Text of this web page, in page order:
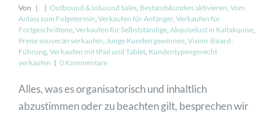
Von | | Outbound & Inbound Sales, Bestandskunden aktivieren, Vom
Anlass zum Folgetermin, Verkaufen für Anfänger, Verkaufen für
Fortgeschrittene, Verkaufen für Selbstständige, Akquiselust in Kaltakquise,
Preise souverän verkaufen, Junge Kunden gewinnen, Vision-Board-
Führung, Verkaufen mit IPad und Tablet, Kundentypengerecht
verkaufen | 0 Kommentare
Alles, was es organisatorisch und inhaltlich
abzustimmen oder zu beachten gilt, besprechen wir